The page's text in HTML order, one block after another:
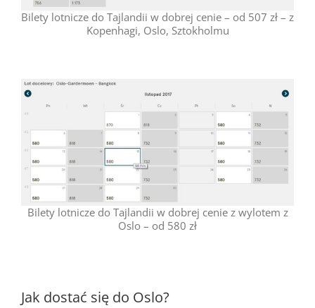
Bilety lotnicze do Tajlandii w dobrej cenie – od 507 zł – z
Kopenhagi, Oslo, Sztokholmu
Bilety lotnicze do Tajlandii w dobrej cenie z wylotem z
Oslo – od 580 zł
Jak dostać się do Oslo?